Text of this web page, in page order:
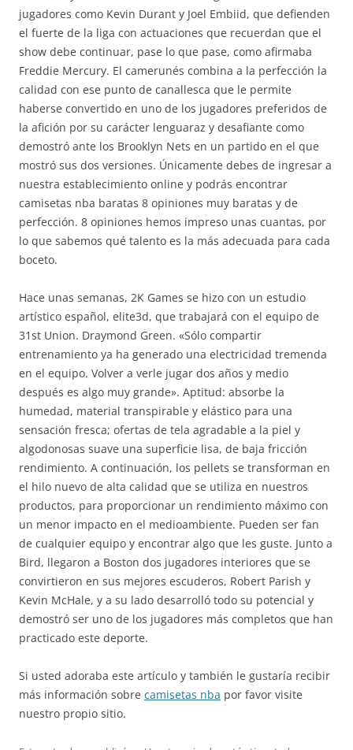
jugadores como Kevin Durant y Joel Embiid, que defienden
el fuerte de la liga con actuaciones que recuerdan que el
show debe continuar, pase lo que pase, como afirmaba
Freddie Mercury. El camerunés combina a la perfección la
calidad con ese punto de canallesca que le permite
haberse convertido en uno de los jugadores preferidos de
la afición por su carácter lenguaraz y desafiante como
demostró ante los Brooklyn Nets en un partido en el que
mostró sus dos versiones. Únicamente debes de ingresar a
nuestra establecimiento online y podrás encontrar
camisetas nba baratas 8 opiniones muy baratas y de
perfección. 8 opiniones hemos impreso unas cuantas, por
lo que sabemos qué talento es la más adecuada para cada
boceto.
Hace unas semanas, 2K Games se hizo con un estudio
artístico español, elite3d, que trabajará con el equipo de
31st Union. Draymond Green. «Sólo compartir
entrenamiento ya ha generado una electricidad tremenda
en el equipo. Volver a verle jugar dos años y medio
después es algo muy grande». Aptitud: absorbe la
humedad, material transpirable y elástico para una
sensación fresca; ofertas de tela agradable a la piel y
algodonosas suave una superficie lisa, de baja fricción
rendimiento. A continuación, los pellets se transforman en
el hilo nuevo de alta calidad que se utiliza en nuestros
productos, para proporcionar un rendimiento máximo con
un menor impacto en el medioambiente. Pueden ser fan
de cualquier equipo y encontrar algo que les guste. Junto a
Bird, llegaron a Boston dos jugadores interiores que se
convirtieron en sus mejores escuderos, Robert Parish y
Kevin McHale, y a su lado desarrolló todo su potencial y
demostró ser uno de los jugadores más completos que han
practicado este deporte.
Si usted adoraba este artículo y también le gustaría recibir
más información sobre camisetas nba por favor visite
nuestro propio sitio.